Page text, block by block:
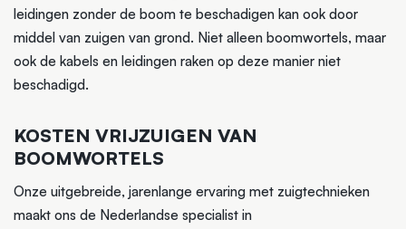
leidingen zonder de boom te beschadigen kan ook door
middel van zuigen van grond. Niet alleen boomwortels, maar
ook de kabels en leidingen raken op deze manier niet
beschadigd.
KOSTEN VRIJZUIGEN VAN
BOOMWORTELS
Onze uitgebreide, jarenlange ervaring met zuigtechnieken
maakt ons de Nederlandse specialist in